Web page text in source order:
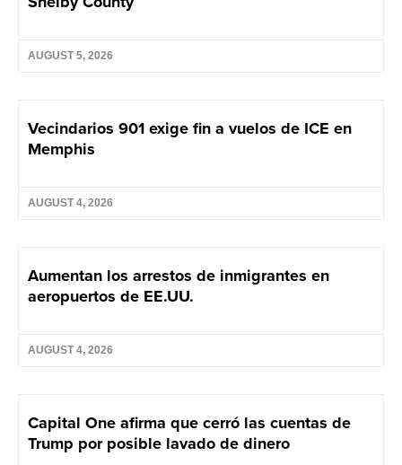
AUGUST 5, 2026
Vecindarios 901 exige fin a vuelos de ICE en
Memphis
AUGUST 4, 2026
Aumentan los arrestos de inmigrantes en
aeropuertos de EE.UU.
AUGUST 4, 2026
Capital One afirma que cerró las cuentas de
Trump por posible lavado de dinero